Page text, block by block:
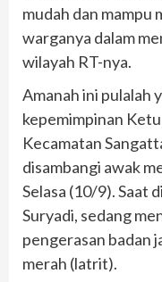
mudah dan mampu
warganya dalam
wilayah RT-nya.
Amanah ini pulalah
kepemimpinan
Kecamatan
disambangi awak
Selasa (10/9). Saat
Suryadi, sedang
pengerasan badan
merah (latrit).